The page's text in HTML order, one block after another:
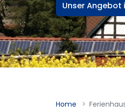
Unser Angebot
Home